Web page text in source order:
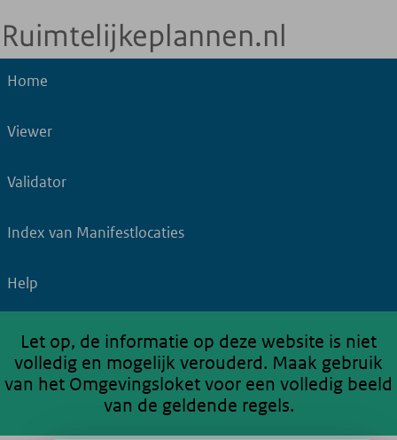
Home
Viewer
Validator
Index van Manifestlocaties
Help
Let op, de informatie op deze website is niet
volledig en mogelijk verouderd. Maak gebruik
van het Omgevingsloket voor een volledig beeld
van de geldende regels.